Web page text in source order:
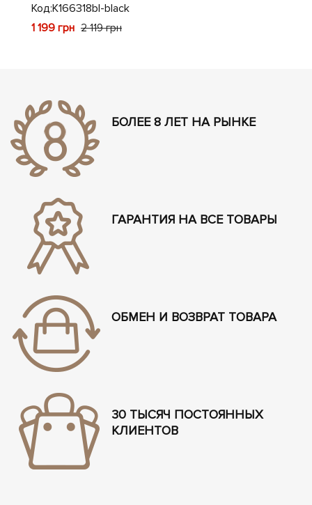
Код:K166318bl-black
1 199 грн 2 119 грн
БОЛЕЕ 8 ЛЕТ НА РЫНКЕ
ГАРАНТИЯ НА ВСЕ ТОВАРЫ
ОБМЕН И ВОЗВРАТ ТОВАРА
30 ТЫСЯЧ ПОСТОЯННЫХ
КЛИЕНТОВ